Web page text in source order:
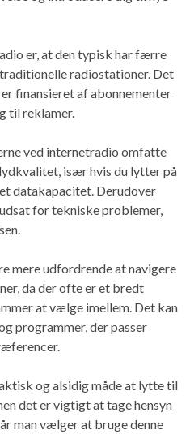
er, at den typisk har færre
radiostationer. Det
finansieret af abonnementer
til reklamer.
ved internetradio omfatte
især hvis du lytter på
datakapacitet. Derudover
for tekniske problemer,
mere udfordrende at navigere
da der ofte er et bredt
at vælge imellem. Det kan
programmer, der passer
og alsidig måde at lytte til
det er vigtigt at tage hensyn
man vælger at bruge denne